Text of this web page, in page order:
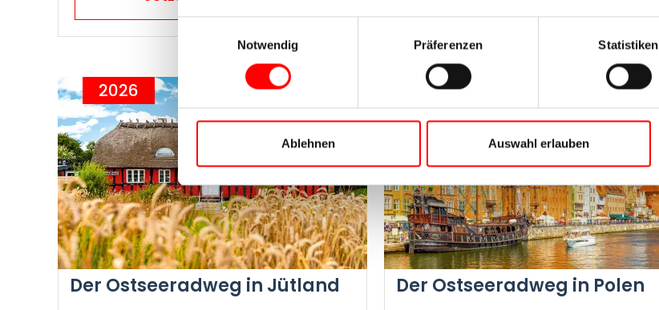
Notwendig
Präferenzen Statistiken
Ablehnen Auswahl erlauben
2026
Der Ostseeradweg in Jütland
2026
Der Ostseeradweg in Polen